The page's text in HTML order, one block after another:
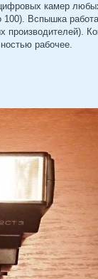
камер
Вспышка
рабочее.